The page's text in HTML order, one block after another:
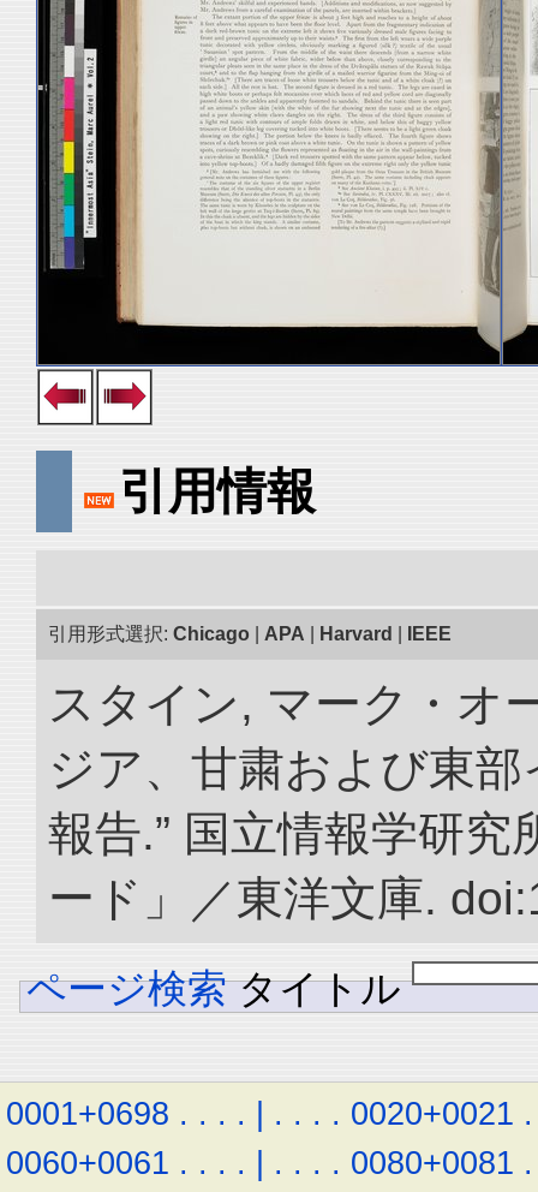
引用情報
引用形式選択: Chicago APA Harvard IEEE
スタイン, マーク・オ
ジア、甘粛および東
報告.” 国立情報学研
ード」／東洋文庫.
ページ検索 タイトル
0001+0698 . . . . | . . . . 0020+0021 .
0060+0061 . . . . | . . . . 0080+0081 .